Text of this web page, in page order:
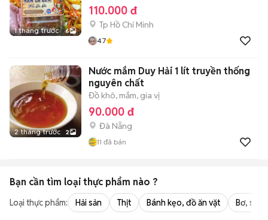
1 tháng trước 6
110.000 đ
Tp Hồ Chí Minh
4.7
2 tháng trước 2
Nước mắm Duy Hải 1 lít truyền thống
nguyên chất
Đồ khô, mắm, gia vị
90.000 đ
Đà Nẵng
11 đã bán
Bạn cần tìm loại thực phẩm nào ?
Loại thực phẩm: Hải sản Thịt Bánh kẹo, đồ ăn vặt Bơ,